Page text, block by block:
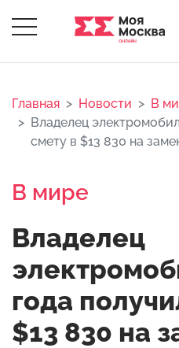
Главная Новости
В
Владелец
смету в $13 830 на
В мире
Владелец
года
$13 830 на